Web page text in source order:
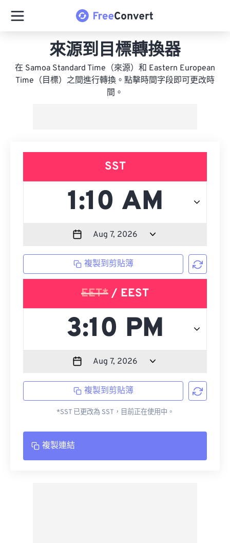
來源到目標轉換器
在 Samoa Standard Time（來源）和 Eastern European
Time（目標）之間進行轉換。點擊時間字段即可更改時
間。
SST
複製到剪貼簿
EET* / EEST
複製到剪貼簿
*SST 已更改為 SST，目前正在使用中。
複製連結